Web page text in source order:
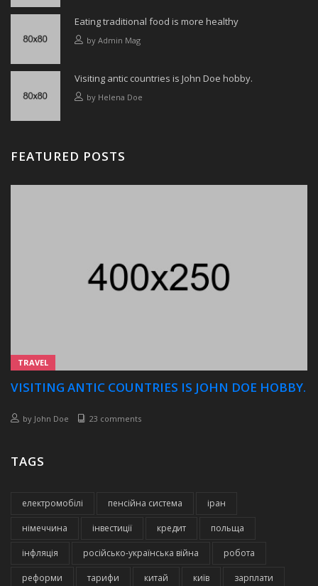
Eating traditional food is more healthy
by Admin Mag
Visiting antic countries is John Doe hobby.
by Helena Doe
FEATURED POSTS
TRAVEL
VISITING ANTIC COUNTRIES IS JOHN DOE HOBBY.
by John Doe 23 comments
TAGS
електромобілі пенсійна система іран
німеччина інвестиції кредит польща
інфляція російсько-українська війна робота
реформи тарифи китай київ зарплати